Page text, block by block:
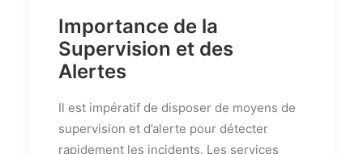
Importance de la
Supervision et des
Alertes
Il est impératif de disposer de moyens de
supervision et d’alerte pour détecter
rapidement les incidents. Les services